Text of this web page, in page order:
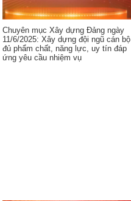
Chuyên mục Xây dựng Đảng ngày
11/6/2025: Xây dựng đội ngũ cán bộ
đủ phẩm chất, năng lực, uy tín đáp
ứng yêu cầu nhiệm vụ